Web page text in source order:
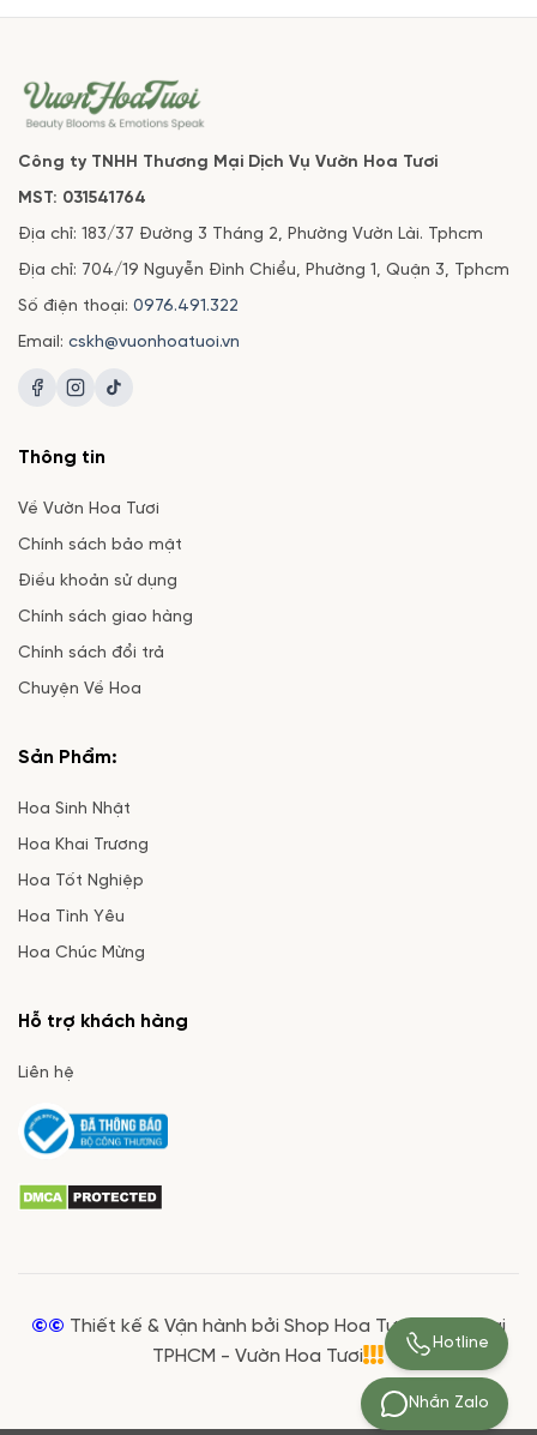
Công ty TNHH Thương Mại Dịch Vụ Vườn Hoa Tươi
MST: 031541764
Địa chỉ: 183/37 Đường 3 Tháng 2, Phường Vườn Lài. Tphcm
Địa chỉ: 704/19 Nguyễn Đình Chiểu, Phường 1, Quận 3, Tphcm
Số điện thoại: 0976.491.322
Email: cskh@vuonhoatuoi.vn
Thông tin
Về Vườn Hoa Tươi
Chính sách bảo mật
Điều khoản sử dụng
Chính sách giao hàng
Chính sách đổi trả
Chuyện Về Hoa
Sản Phẩm:
Hoa Sinh Nhật
Hoa Khai Trương
Hoa Tốt Nghiệp
Hoa Tình Yêu
Hoa Chúc Mừng
Hỗ trợ khách hàng
Liên hệ
©© Thiết kế & Vận hành bởi Shop Hoa Tươi Giá Rẻ tại
TPHCM - Vườn Hoa Tươi
Nhắn Zalo
Hotline